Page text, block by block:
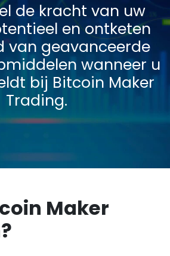
de kracht van uw
en ontketen
van geavanceerde
wanneer u
bij Bitcoin Maker
Trading.
Maker